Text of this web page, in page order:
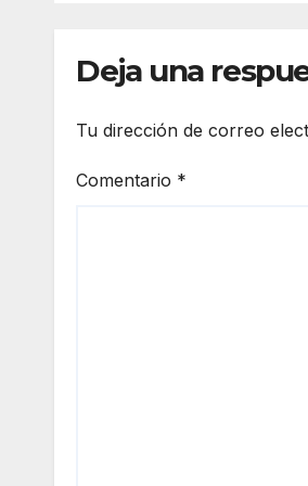
Deja una
Tu dirección de correo
Comentario *